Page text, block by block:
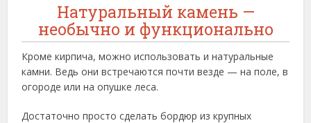
Натуральный камень —
необычно и функционально
Кроме кирпича, можно использовать и натуральные
камни. Ведь они встречаются почти везде — на поле, в
огороде или на опушке леса.
Достаточно просто сделать бордюр из крупных